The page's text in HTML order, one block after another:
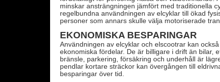
minskar ansträngningen jämfört med traditionella
regelbundna användningen av elcyklar till ökad
personer som annars skulle välja motoriserade
EKONOMISKA BESPARINGAR
Användningen av elcyklar och elscootrar kan
ekonomiska fördelar. De är billigare i drift än bilar,
bränsle, parkering, försäkring och underhåll är
pendlar kortare sträckor kan övergången till
besparingar över tid.